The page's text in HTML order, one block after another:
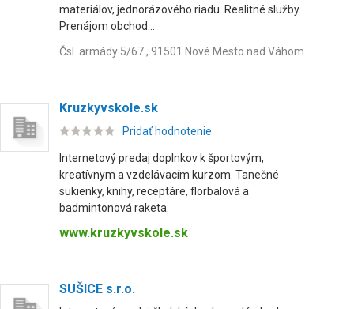
materiálov, jednorázového riadu. Realitné služby.
Prenájom obchod...
Čsl. armády 5/67 , 91501 Nové Mesto nad Váhom
Kruzkyvskole.sk
Pridať hodnotenie
Internetový predaj doplnkov k športovým,
kreatívnym a vzdelávacím kurzom. Tanečné
sukienky, knihy, receptáre, florbalová a
badmintonová raketa.
www.kruzkyvskole.sk
SUŠICE s.r.o.